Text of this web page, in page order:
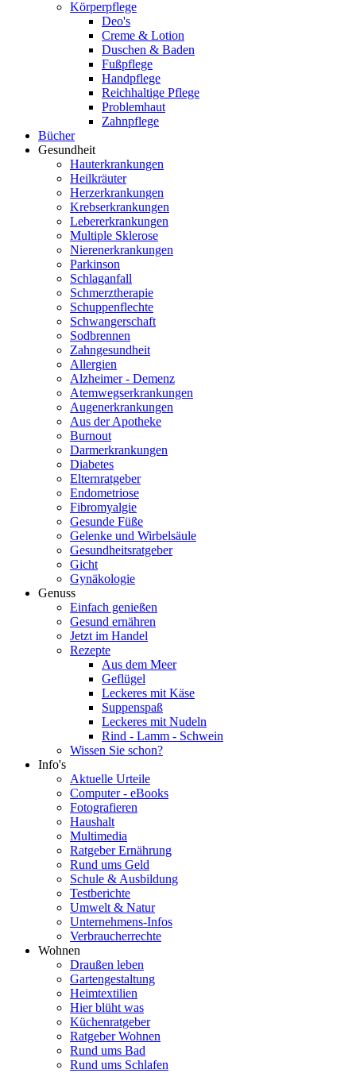
Körperpflege
Deo's
Creme & Lotion
Duschen & Baden
Fußpflege
Handpflege
Reichhaltige Pflege
Problemhaut
Zahnpflege
Bücher
Gesundheit
Hauterkrankungen
Heilkräuter
Herzerkrankungen
Krebserkrankungen
Lebererkrankungen
Multiple Sklerose
Nierenerkrankungen
Parkinson
Schlaganfall
Schmerztherapie
Schuppenflechte
Schwangerschaft
Sodbrennen
Zahngesundheit
Allergien
Alzheimer - Demenz
Atemwegserkrankungen
Augenerkrankungen
Aus der Apotheke
Burnout
Darmerkrankungen
Diabetes
Elternratgeber
Endometriose
Fibromyalgie
Gesunde Füße
Gelenke und Wirbelsäule
Gesundheitsratgeber
Gicht
Gynäkologie
Genuss
Einfach genießen
Gesund ernähren
Jetzt im Handel
Rezepte
Aus dem Meer
Geflügel
Leckeres mit Käse
Suppenspaß
Leckeres mit Nudeln
Rind - Lamm - Schwein
Wissen Sie schon?
Info's
Aktuelle Urteile
Computer - eBooks
Fotografieren
Haushalt
Multimedia
Ratgeber Ernährung
Rund ums Geld
Schule & Ausbildung
Testberichte
Umwelt & Natur
Unternehmens-Infos
Verbraucherrechte
Wohnen
Draußen leben
Gartengestaltung
Heimtextilien
Hier blüht was
Küchenratgeber
Ratgeber Wohnen
Rund ums Bad
Rund ums Schlafen